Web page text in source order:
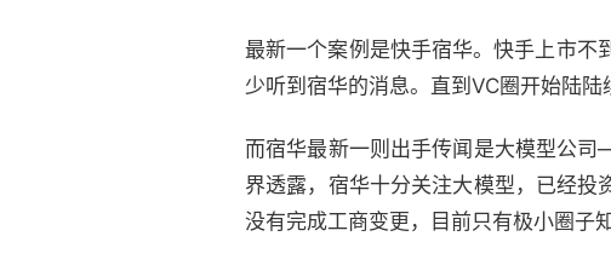
最新一个案例是快手宿华。快手上市不
少听到宿华的消息。直到VC圈开始陆
而宿华最新一则出手传闻是大模型公
界透露，宿华十分关注大模型，已经
没有完成工商变更，目前只有极小圈子知